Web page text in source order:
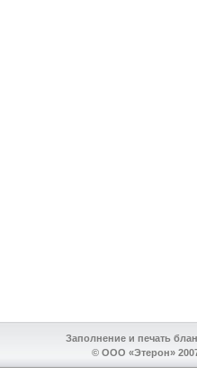
Заполнение и печать
© ООО «Этерон»